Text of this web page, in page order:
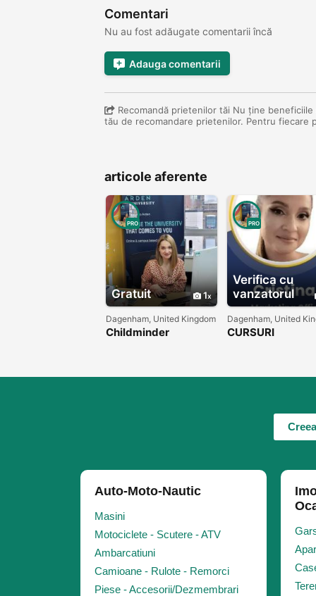
Comentari
Nu au fost adăugate comentarii încă
Adauga comentarii
Recomandă prietenilor tăi Nu ține
tău de recomandare prietenilor. Pentru fiecare
articole aferente
Gratuit 1
PRO
Dagenham, United Kingdom
Childminder
Verifica cu
vanzatorul
PRO
Dagenham, United
CURSURI
Auto-Moto-Nautic
Masini
Motociclete - Scutere - ATV
Ambarcatiuni
Camioane - Rulote - Remorci
Piese - Accesorii/Dezmembrari